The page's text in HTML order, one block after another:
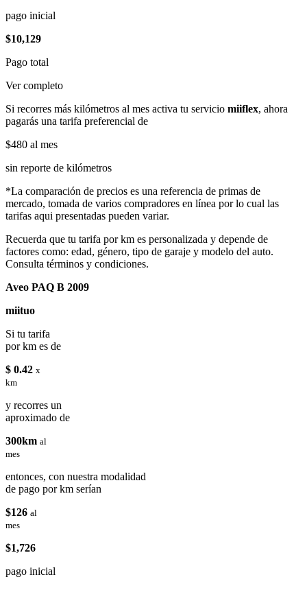
pago inicial
$10,129
Pago total
Ver completo
Si recorres más kilómetros al mes activa tu servicio miiflex, ahora
pagarás una tarifa preferencial de
$480 al mes
sin reporte de kilómetros
*La comparación de precios es una referencia de primas de
mercado, tomada de varios compradores en línea por lo cual las
tarifas aqui presentadas pueden variar.
Recuerda que tu tarifa por km es personalizada y depende de
factores como: edad, género, tipo de garaje y modelo del auto.
Consulta términos y condiciones.
Aveo PAQ B 2009
miituo
Si tu tarifa
por km es de
$ 0.42 x
km
y recorres un
aproximado de
300km al
mes
entonces, con nuestra modalidad
de pago por km serían
$126 al
mes
$1,726
pago inicial